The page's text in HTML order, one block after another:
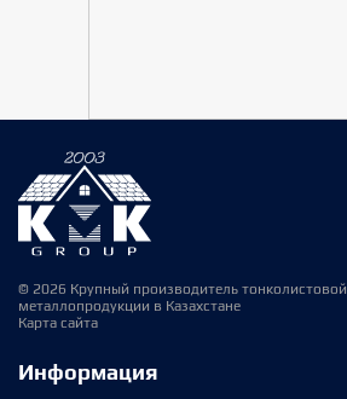
© 2026 Крупный производитель тонколистовой
металлопродукции в Казахстане
Карта сайта
Информация